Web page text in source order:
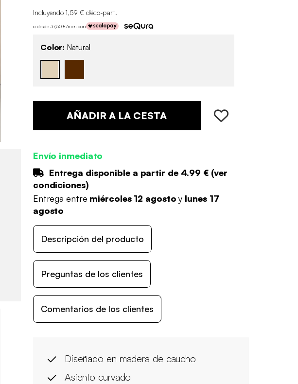
Incluyendo 1,59 € d'éco-part.
o desde 37,50 €/mes con
Color: Natural
AÑADIR A LA CESTA
Envío inmediato
Entrega disponible a partir de 4.99 € (ver
condiciones)
Entrega entre miércoles 12 agostoy lunes 17
agosto
Descripción del producto
Preguntas de los clientes
Comentarios de los clientes
Diseñado en madera de caucho
Asiento curvado